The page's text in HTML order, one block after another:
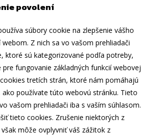
povolení
súbory cookie na zlepšenie vášho
Z nich sa vo vašom prehliadači
ktoré sú kategorizované podľa potreby,
fungovanie základných funkcií webovej
tretích strán, ktoré nám pomáhajú
používate túto webovú stránku. Tieto
vašom prehliadači iba s vaším súhlasom.
tieto cookies. Zrušenie niektorých z
môže ovplyvniť váš zážitok z